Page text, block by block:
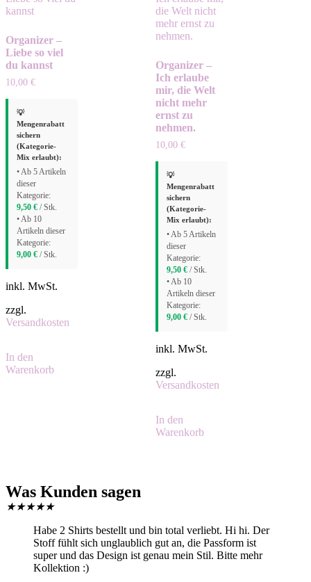
Organizer –
Liebe so viel
du kannst
10,00 €
💡
Mengenrabatt
sichern
(Kategorie-
Mix erlaubt):
• Ab 5 Artikeln
dieser
Kategorie:
9,50 € / Stk.
• Ab 10
Artikeln dieser
Kategorie:
9,00 € / Stk.
inkl. MwSt.
zzgl.
Versandkosten
In den
Warenkorb
Organizer –
Ich erlaube
mir, die Welt
nicht mehr
ernst zu
nehmen.
10,00 €
💡
Mengenrabatt
sichern
(Kategorie-
Mix erlaubt):
• Ab 5 Artikeln
dieser
Kategorie:
9,50 € / Stk.
• Ab 10
Artikeln dieser
Kategorie:
9,00 € / Stk.
inkl. MwSt.
zzgl.
Versandkosten
In den
Warenkorb
Was Kunden sagen
★★★★★
Habe 2 Shirts bestellt und bin total verliebt. Hi hi. Der
Stoff fühlt sich unglaublich gut an, die Passform ist
super und das Design ist genau mein Stil. Bitte mehr
Kollektion :)